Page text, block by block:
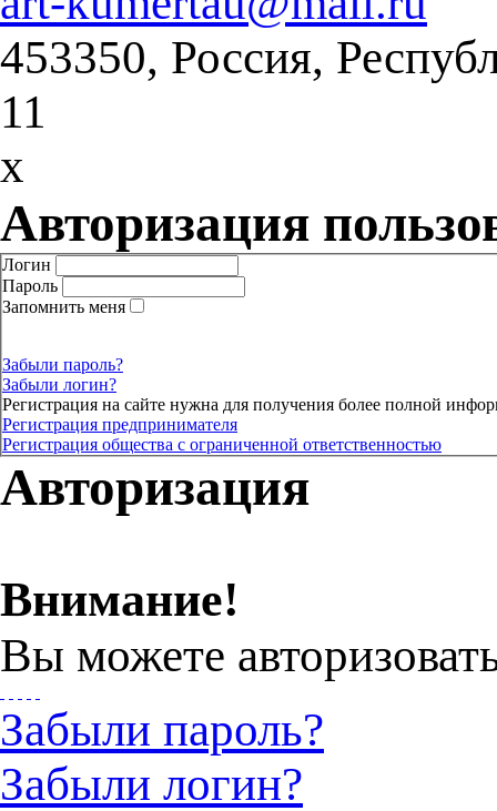
453350, Россия,
11
x
Авторизация
Логин
Пароль
Запомнить меня
Забыли пароль?
Забыли логин?
Регистрация на сайте нужна для получения более полной
Регистрация предпринимателя
Регистрация общества с ограниченной ответственностью
Авторизация
Внимание!
Вы можете
Забыли пароль?
Забыли логин?